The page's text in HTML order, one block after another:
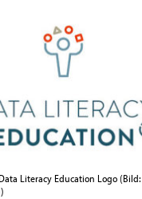
Literacy Education Logo (Bild: